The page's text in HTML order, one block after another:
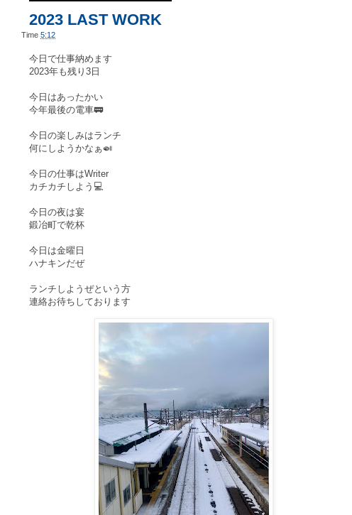
2023 LAST WORK
Time5:12
今日で仕事納めます
2023年も残り3日
今日はあったかい
今年最後の電車🚃
今日の楽しみはランチ
何にしようかなぁ🍛
今日の仕事はWriter
カチカチしよう💻
今日の夜は宴
鍛冶町で乾杯
今日は金曜日
ハナキンだぜ
ランチしようぜという方
連絡お待ちしております